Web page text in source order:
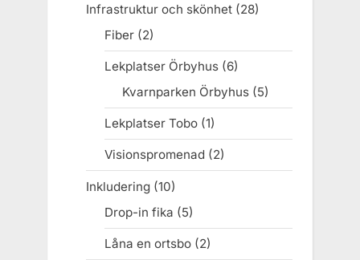
Infrastruktur och skönhet(28)
Fiber(2)
Lekplatser Örbyhus(6)
Kvarnparken Örbyhus (5)
Lekplatser Tobo(1)
Visionspromenad (2)
Inkludering(10)
Drop-in fika (5)
Låna en ortsbo(2)